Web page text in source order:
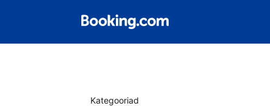
Kategooriad